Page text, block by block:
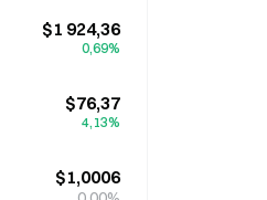
$1 924,36
0,69%
$76,37
4,13%
$1,0006